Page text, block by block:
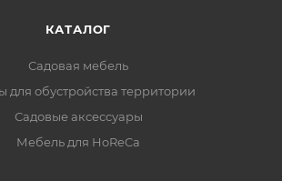
КАТАЛОГ
Садовая мебель
для обустройства территории
Садовые аксессуары
Мебель для HoReCa